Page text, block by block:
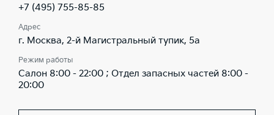
+7 (495) 755-85-85
Адрес
г. Москва, 2-й Магистральный тупик, 5а
Режим работы
Салон 8:00 - 22:00 ; Отдел запасных частей 8:00 -
20:00